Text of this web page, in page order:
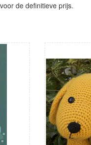
de definitieve prijs.